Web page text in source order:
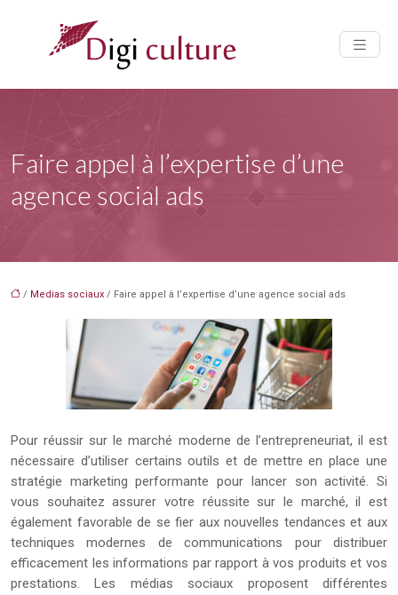
Faire appel à l’expertise d’une
agence social ads
/ Medias sociaux / Faire appel à l’expertise d’une agence social ads
Pour réussir sur le marché moderne de l’entrepreneuriat, il est
nécessaire d’utiliser certains outils et de mettre en place une
stratégie marketing performante pour lancer son activité. Si
vous souhaitez assurer votre réussite sur le marché, il est
également favorable de se fier aux nouvelles tendances et aux
techniques modernes de communications pour distribuer
efficacement les informations par rapport à vos produits et vos
prestations. Les médias sociaux proposent différentes